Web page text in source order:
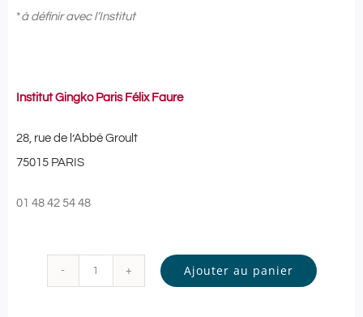
*à définir avec l’Institut
Institut Gingko Paris Félix Faure
28, rue de l’Abbé Groult
75015 PARIS
01 48 42 54 48
Ajouter au panier